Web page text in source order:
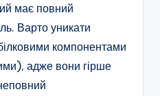
має повний
Варто уникати
компонентами
адже вони гірше